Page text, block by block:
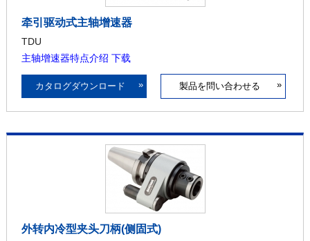
牵引驱动式主轴增速器
TDU
主轴增速器特点介绍 下载
カタログダウンロード » 製品を問い合わせる »
外转内冷型夹头刀柄(侧固式)